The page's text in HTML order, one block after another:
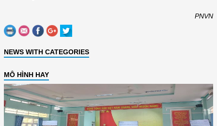
PNVN
NEWS WITH CATEGORIES
MÔ HÌNH HAY